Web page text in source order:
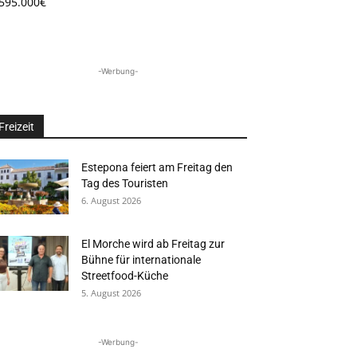
-Werbung-
Estepona feiert am Freitag den
Tag des Touristen
6. August 2026
El Morche wird ab Freitag zur
Bühne für internationale
Streetfood-Küche
5. August 2026
-Werbung-